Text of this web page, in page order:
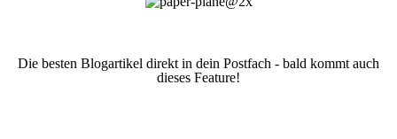
Die besten Blogartikel direkt in dein Postfach - bald kommt auch
dieses Feature!